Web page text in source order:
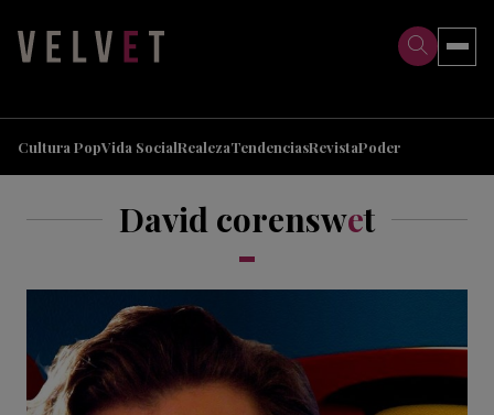
Cultura PopVida SocialRealezaTendenciasRevistaPoder
David corenswet